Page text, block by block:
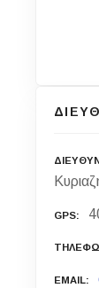
GPS
EMAIL